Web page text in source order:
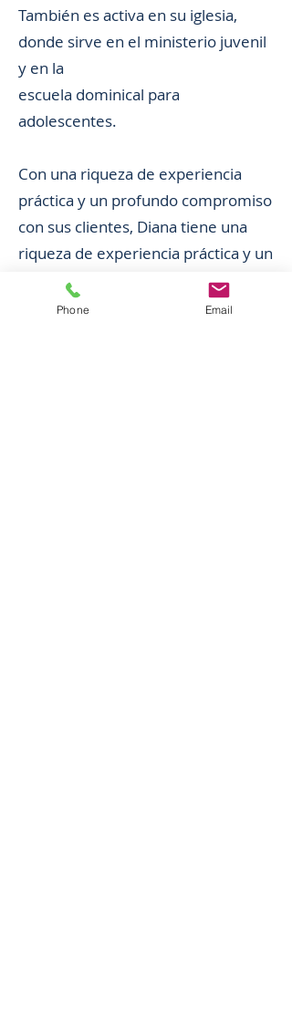
También es activa en su iglesia,
donde sirve en el ministerio juvenil
y en la
escuela dominical para
adolescentes.
Con una riqueza de experiencia
práctica y un profundo compromiso
con sus clientes, Diana tiene una
riqueza de experiencia práctica y un
profundo compromiso con sus
clientes.
Phone Email